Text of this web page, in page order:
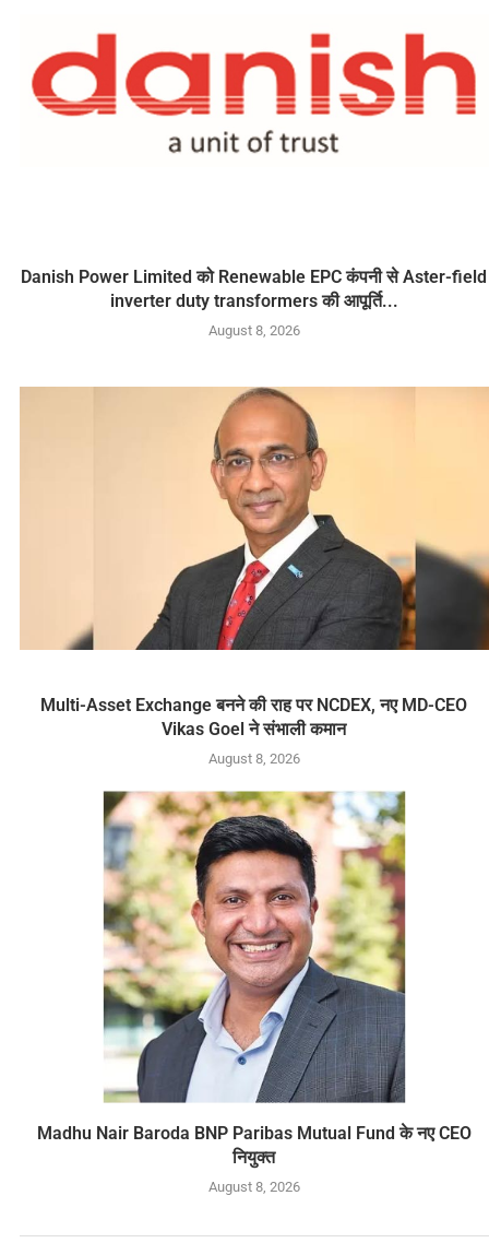
Danish Power Limited को Renewable EPC कंपनी से Aster-field
inverter duty transformers की आपूर्ति...
August 8, 2026
Multi-Asset Exchange बनने की राह पर NCDEX, नए MD-CEO
Vikas Goel ने संभाली कमान
August 8, 2026
Madhu Nair Baroda BNP Paribas Mutual Fund के नए CEO
नियुक्त
August 8, 2026